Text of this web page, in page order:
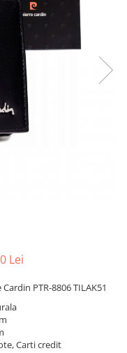
Lei
PTR-8806 TILAK51
Carti credit